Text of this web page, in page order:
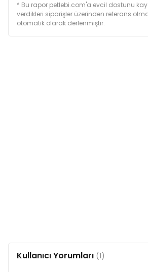
* Bu rapor petlebi.com'a evcil dostunu
verdikleri siparişler üzerinden referans
otomatik olarak derlenmiştir.
Kullanıcı Yorumları (1)